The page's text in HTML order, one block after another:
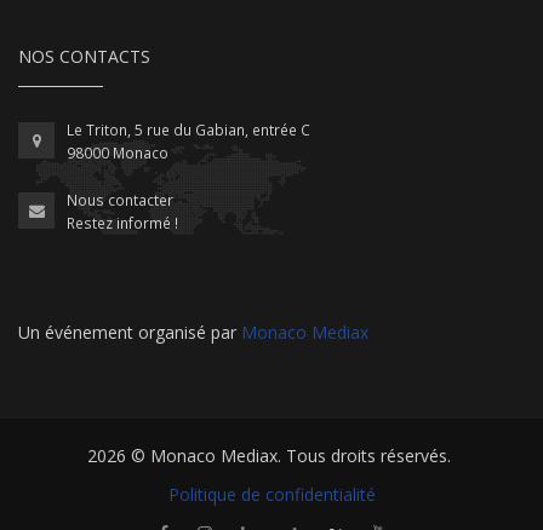
NOS CONTACTS
Le Triton, 5 rue du Gabian, entrée C
98000 Monaco
Nous contacter
Restez informé !
Un événement organisé par Monaco Mediax
2026 © Monaco Mediax. Tous droits réservés.
Politique de confidentialité